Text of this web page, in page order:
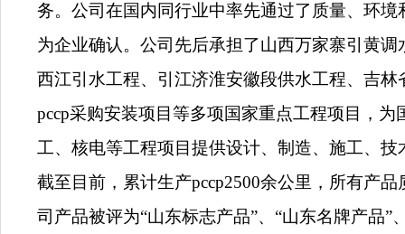
务。公司在国内同行业中率先通过了质量、环
为企业确认。公司先后承担了山西万家寨引黄
西江引水工程、引江济淮安徽段供水工程、吉
pccp采购安装项目等多项国家重点工程项目，
工、核电等工程项目提供设计、制造、施工、
截至目前，累计生产pccp2500余公里，所有产
司产品被评为“山东标志产品”、“山东名牌产品